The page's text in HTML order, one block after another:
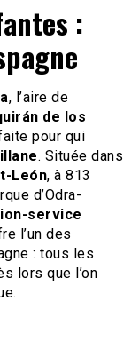
:
, l’aire de
de los
pour qui
. Située dans
León, à 813
d’Odra-
service
l’un des
: tous les
lors que l’on